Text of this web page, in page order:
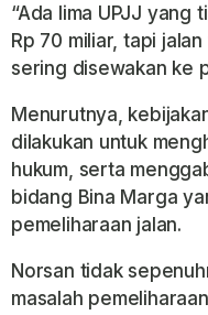
“Ada lima UPJJ yang
Rp 70 miliar, tapi
sering disewakan ke
Menurutnya,
dilakukan untuk
hukum, serta
bidang Bina Marga
pemeliharaan jalan.
Norsan tidak
masalah